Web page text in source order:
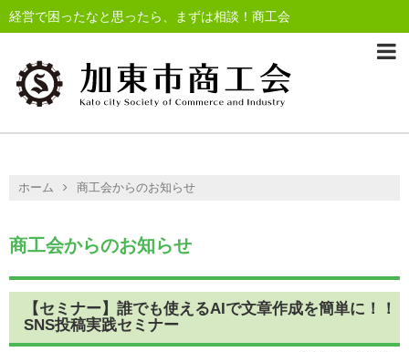
経営で困ったなと思ったら、まずは相談！商工会
ホーム 商工会からのお知らせ
商工会からのお知らせ
【セミナー】誰でも使えるAIで文章作成を簡単に！！
SNS投稿実践セミナー